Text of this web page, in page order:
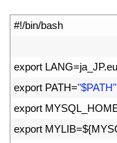
#!/bin/bash
export LANG=ja_JP.
export PATH="$PATH"
export
export MYLIB=${